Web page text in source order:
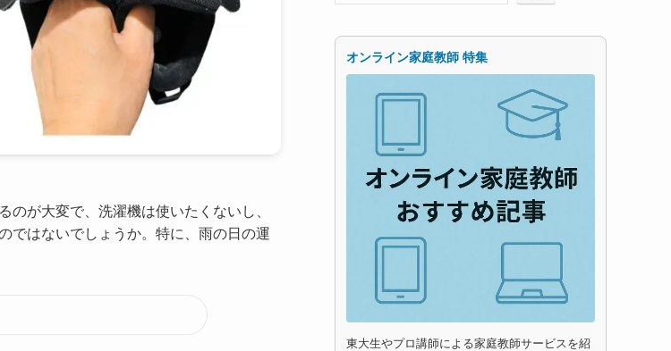
が大変で、洗濯機は使いたくないし、
ではないでしょうか。特に、雨の日の運
オンライン家庭教師 特集
東大生やプロ講師による家庭教師サービスを紹